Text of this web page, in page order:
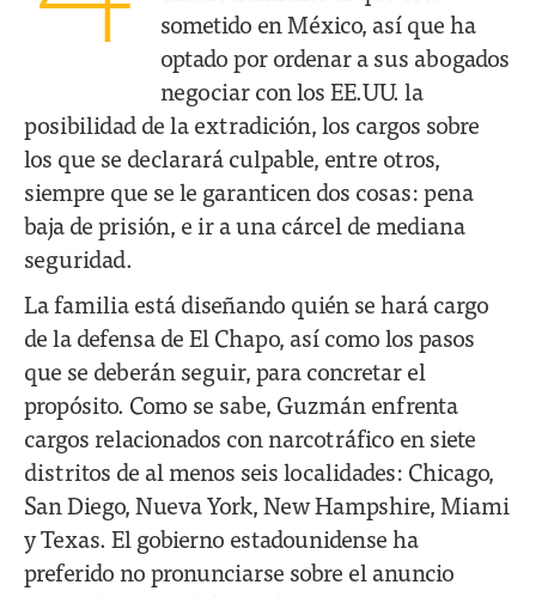
sometido en México, así que ha
optado por ordenar a sus abogados
negociar con los EE.UU. la
posibilidad de la extradición, los cargos sobre
los que se declarará culpable, entre otros,
siempre que se le garanticen dos cosas: pena
baja de prisión, e ir a una cárcel de mediana
seguridad.
La familia está diseñando quién se hará cargo
de la defensa de El Chapo, así como los pasos
que se deberán seguir, para concretar el
propósito. Como se sabe, Guzmán enfrenta
cargos relacionados con narcotráfico en siete
distritos de al menos seis localidades: Chicago,
San Diego, Nueva York, New Hampshire, Miami
y Texas. El gobierno estadounidense ha
preferido no pronunciarse sobre el anuncio